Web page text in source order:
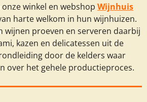
winkel en webshop Wijnhuis
harte welkom in hun wijnhuizen.
wijnen proeven en serveren daarbij
kazen en delicatessen uit de
door de kelders waar
over het gehele productieproces.